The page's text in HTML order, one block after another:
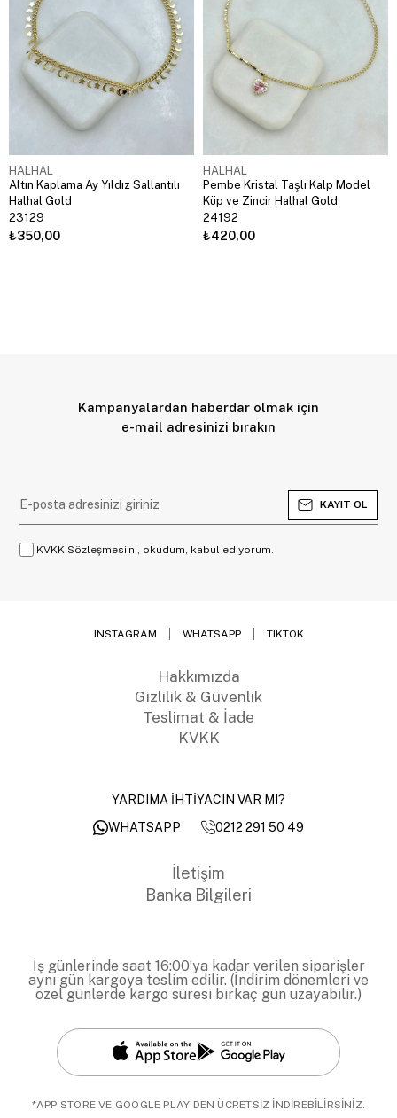
HALHAL
Altın Kaplama Ay Yıldız Sallantılı
Halhal Gold
23129
₺350,00
HALHAL
Pembe Kristal Taşlı Kalp Model
Küp ve Zincir Halhal Gold
24192
₺420,00
Kampanyalardan haberdar olmak için
e-mail adresinizi bırakın
KAYIT OL
KVKK Sözleşmesi'ni, okudum, kabul ediyorum.
INSTAGRAM WHATSAPP TIKTOK
Hakkımızda
Gizlilik & Güvenlik
Teslimat & İade
KVKK
YARDIMA İHTİYACIN VAR MI?
WHATSAPP
0212 291 50 49
İletişim
Banka Bilgileri
İş günlerinde saat 16:00’ya kadar verilen siparişler
aynı gün kargoya teslim edilir. (İndirim dönemleri ve
özel günlerde kargo süresi birkaç gün uzayabilir.)
*APP STORE VE GOOGLE PLAY'DEN ÜCRETSİZ İNDİREBİLİRSİNİZ.